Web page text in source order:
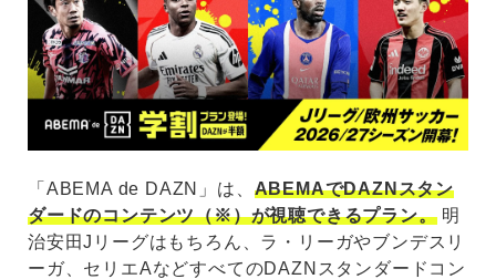
「ABEMA de DAZN」は、 ABEMAでDAZNスタン
ダードのコンテンツ（※）が視聴できるプラン。明
治安田Jリーグはもちろん、ラ・リーガやブンデスリ
ーガ、セリエAなどすべてのDAZNスタンダードコン